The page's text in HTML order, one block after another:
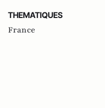
THEMATIQUES
France